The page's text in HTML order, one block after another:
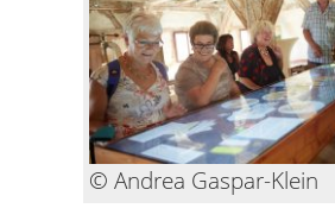
© Andrea Gaspar-Klein